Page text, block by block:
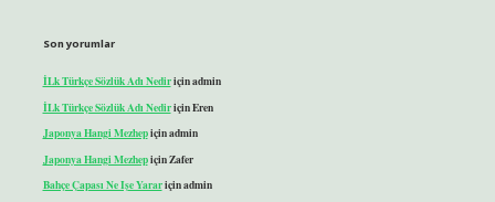
Son yorumlar
İLk Türkçe Sözlük Adı Nediriçinadmin
İLk Türkçe Sözlük Adı NediriçinEren
Japonya Hangi Mezhepiçinadmin
Japonya Hangi MezhepiçinZafer
Bahçe Çapası Ne Işe Yarariçinadmin